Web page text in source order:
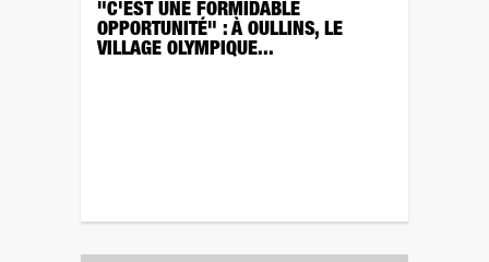
"C'EST UNE FORMIDABLE
OPPORTUNITÉ" : À OULLINS, LE
VILLAGE OLYMPIQUE...